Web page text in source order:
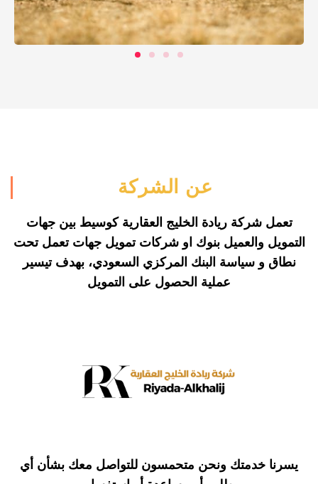
عن الشركة
تعمل شركة ريادة الخليج العقارية كوسيط بين جهات
التمويل والعميل بنوك او شركات تمويل جهات تعمل تحت
نطاق و سياسة البنك المركزي السعودي، بهدف تيسير
عملية الحصول على التمويل
يسرنا خدمتك ونحن متحمسون للتواصل معك بشأن أي